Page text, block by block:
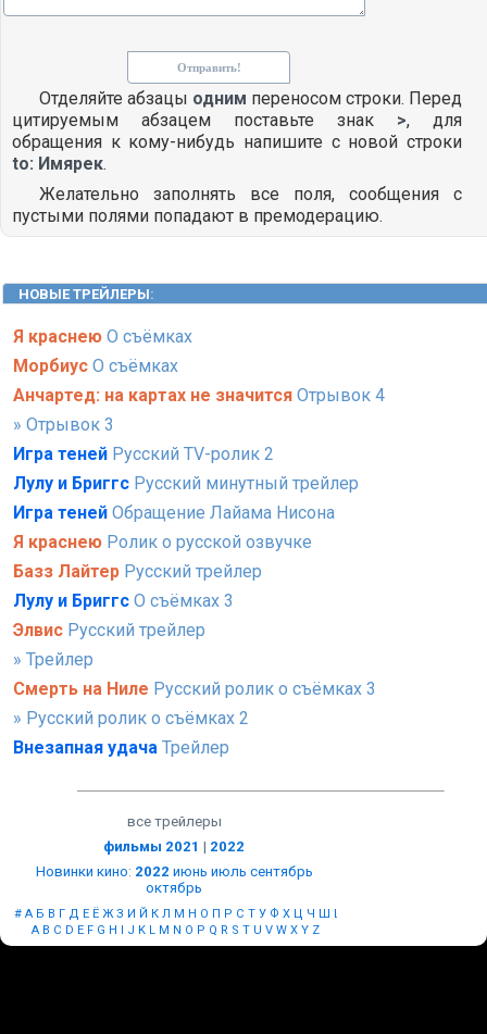
Отделяйте абзацы одним переносом строки. Перед
цитируемым абзацем поставьте знак >, для
обращения к кому-нибудь напишите с новой строки
to: Имярек.
Желательно заполнять все поля, сообщения с
пустыми полями попадают в премодерацию.
НОВЫЕ ТРЕЙЛЕРЫ:
Я краснею О съёмках
Морбиус О съёмках
Анчартед: на картах не значится Отрывок 4
» Отрывок 3
Игра теней Русский TV-ролик 2
Лулу и Бриггс Русский минутный трейлер
Игра теней Обращение Лайама Нисона
Я краснею Ролик о русской озвучке
Базз Лайтер Русский трейлер
Лулу и Бриггс О съёмках 3
Элвис Русский трейлер
» Трейлер
Смерть на Ниле Русский ролик о съёмках 3
» Русский ролик о съёмках 2
Внезапная удача Трейлер
все трейлеры
фильмы 2021 | 2022
Новинки кино: 2022 июнь июль сентябрь
октябрь
# А Б В Г Д Е Ё Ж З И Й К Л М Н О П Р С Т У Ф Х Ц Ч Ш Щ
A B C D E F G H J K L M N O P Q R S T U V W X Y Z